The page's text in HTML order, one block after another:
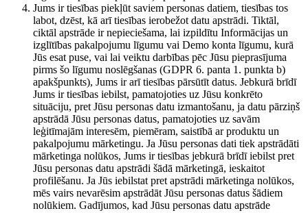
Jums ir tiesības piekļūt saviem personas datiem, tiesības tos
labot, dzēst, kā arī tiesības ierobežot datu apstrādi. Tiktāl,
ciktāl apstrāde ir nepieciešama, lai izpildītu Informācijas un
izglītības pakalpojumu līgumu vai Demo konta līgumu, kurā
Jūs esat puse, vai lai veiktu darbības pēc Jūsu pieprasījuma
pirms šo līgumu noslēgšanas (GDPR 6. panta 1. punkta b)
apakšpunkts), Jums ir arī tiesības pārsūtīt datus. Jebkurā brīdī
Jums ir tiesības iebilst, pamatojoties uz Jūsu konkrēto
situāciju, pret Jūsu personas datu izmantošanu, ja datu pārziņš
apstrādā Jūsu personas datus, pamatojoties uz savām
leģitīmajām interesēm, piemēram, saistībā ar produktu un
pakalpojumu mārketingu. Ja Jūsu personas dati tiek apstrādāti
mārketinga nolūkos, Jums ir tiesības jebkurā brīdī iebilst pret
Jūsu personas datu apstrādi šādā mārketingā, ieskaitot
profilēšanu. Ja Jūs iebilstat pret apstrādi mārketinga nolūkos,
mēs vairs nevarēsim apstrādāt Jūsu personas datus šādiem
nolūkiem. Gadījumos, kad Jūsu personas datu apstrāde